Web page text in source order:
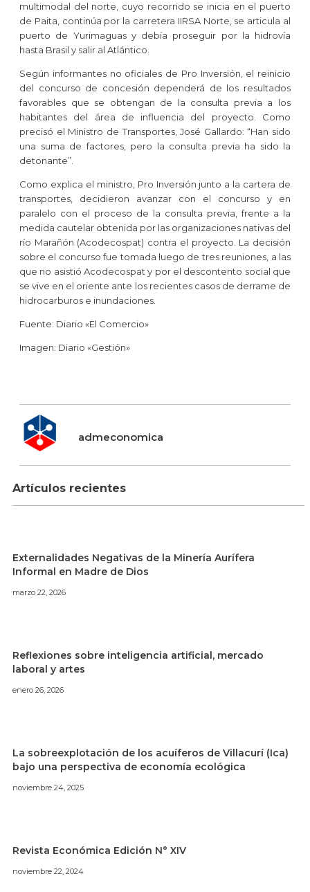
multimodal del norte, cuyo recorrido se inicia en el puerto
de Paita, continúa por la carretera IIRSA Norte, se articula al
puerto de Yurimaguas y debía proseguir por la hidrovía
hasta Brasil y salir al Atlántico.
Según informantes no oficiales de Pro Inversión, el reinicio
del concurso de concesión dependerá de los resultados
favorables que se obtengan de la consulta previa a los
habitantes del área de influencia del proyecto. Como
precisó el Ministro de Transportes, José Gallardo: “Han sido
una suma de factores, pero la consulta previa ha sido la
detonante”.
Como explica el ministro, Pro Inversión junto a la cartera de
transportes, decidieron avanzar con el concurso y en
paralelo con el proceso de la consulta previa, frente a la
medida cautelar obtenida por las organizaciones nativas del
río Marañón (Acodecospat) contra el proyecto. La decisión
sobre el concurso fue tomada luego de tres reuniones, a las
que no asistió Acodecospat y por el descontento social que
se vive en el oriente ante los recientes casos de derrame de
hidrocarburos e inundaciones.
Fuente: Diario «El Comercio»
Imagen: Diario «Gestión»
admeconomica
Artículos recientes
Externalidades Negativas de la Minería Aurífera
Informal en Madre de Dios
marzo 22, 2026
Reflexiones sobre inteligencia artificial, mercado
laboral y artes
enero 26, 2026
La sobreexplotación de los acuíferos de Villacurí (Ica)
bajo una perspectiva de economía ecológica
noviembre 24, 2025
Revista Económica Edición N° XIV
noviembre 22, 2024